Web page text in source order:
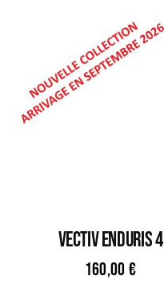
VECTIV ENDURIS 4
160,00 €